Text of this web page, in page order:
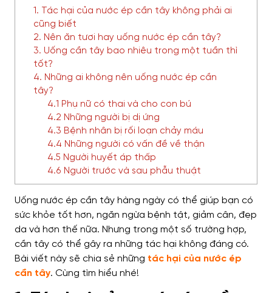
1. Tác hại của nước ép cần tây không phải ai
cũng biết
2. Nên ăn tươi hay uống nước ép cần tây?
3. Uống cần tây bao nhiêu trong một tuần thì
tốt?
4. Những ai không nên uống nước ép cần
tây?
4.1 Phụ nữ có thai và cho con bú
4.2 Những người bị dị ứng
4.3 Bệnh nhân bị rối loạn chảy máu
4.4 Những người có vấn đề về thận
4.5 Người huyết áp thấp
4.6 Người trước và sau phẫu thuật
Uống nước ép cần tây hàng ngày có thể giúp bạn có
sức khỏe tốt hơn, ngăn ngừa bệnh tật, giảm cân, đẹp
da và hơn thế nữa. Nhưng trong một số trường hợp,
cần tây có thể gây ra những tác hại không đáng có.
Bài viết này sẽ chia sẻ những tác hại của nước ép
cần tây. Cùng tìm hiểu nhé!